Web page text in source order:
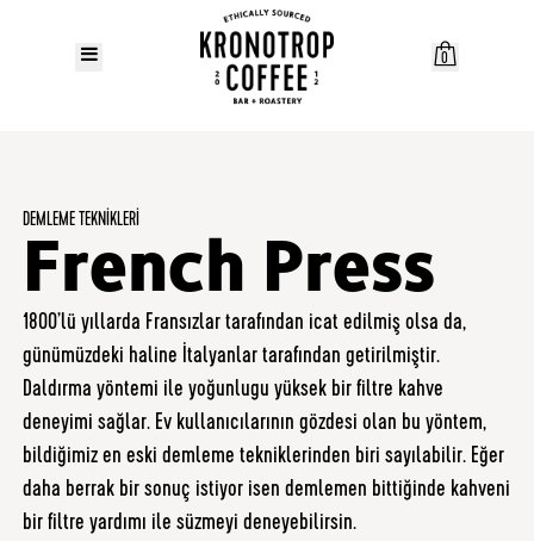
0
DEMLEME TEKNIKLERI
French Press
1800’lü yıllarda Fransızlar tarafından icat edilmiş olsa da,
günümüzdeki haline İtalyanlar tarafından getirilmiştir.
Daldırma yöntemi ile yoğunlugu yüksek bir filtre kahve
deneyimi sağlar. Ev kullanıcılarının gözdesi olan bu yöntem,
bildiğimiz en eski demleme tekniklerinden biri sayılabilir. Eğer
daha berrak bir sonuç istiyor isen demlemen bittiğinde kahveni
bir filtre yardımı ile süzmeyi deneyebilirsin.